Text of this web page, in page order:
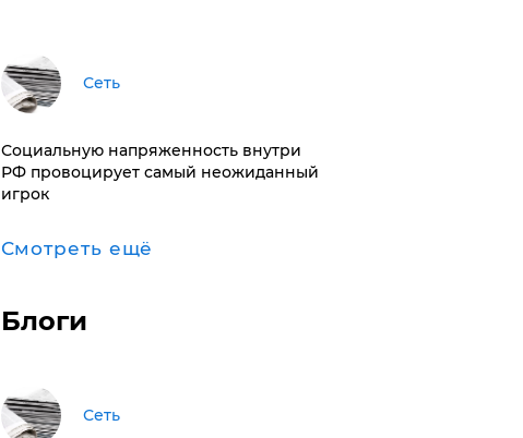
Сеть
Социальную напряженность внутри
РФ провоцирует самый неожиданный
игрок
Смотреть ещё
Блоги
Сеть